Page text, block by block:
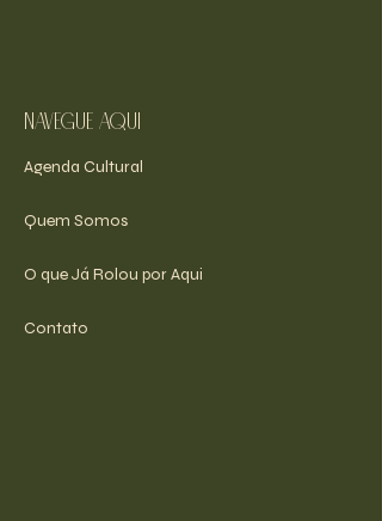
navegue aqui
Agenda Cultural
Quem Somos
O que Já Rolou por Aqui
Contato